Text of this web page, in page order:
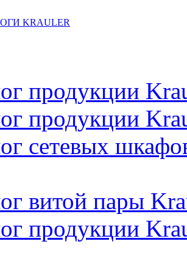
KRAULER
продукции
продукции
сетевых
витой пары
продукции